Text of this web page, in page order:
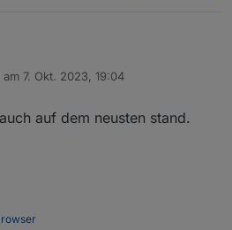
ist zu alt ?
nicht updaten, da müsste ich
7. Okt. 2023, 19:04
von
auf dem neusten stand.